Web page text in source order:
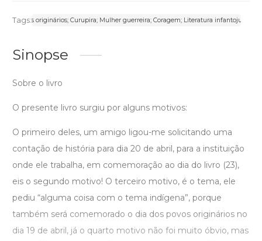
Tags:
Povos originários; Curupira; Mulher guerreira; Coragem; Literatura infantojuvenil
Sinopse
Sobre o livro
O presente livro surgiu por alguns motivos:
O primeiro deles, um amigo ligou-me solicitando uma
contação de história para dia 20 de abril, para a instituição
onde ele trabalha, em comemoração ao dia do livro (23),
eis o segundo motivo! O terceiro motivo, é o tema, ele
pediu “alguma coisa com o tema indígena”, porque
também será comemorado o dia dos povos originários no
dia 19 de abril, já o quarto motivo não foi muito óbvio, mas